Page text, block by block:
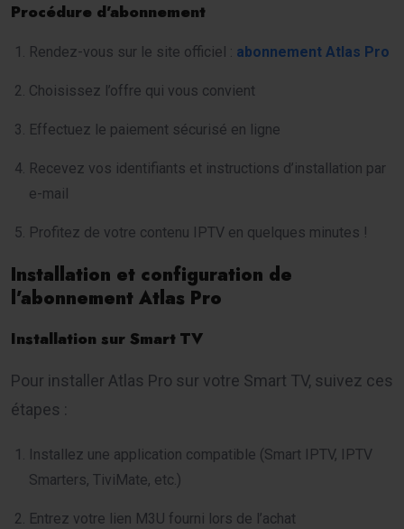
Procédure d’abonnement
Rendez-vous sur le site officiel : abonnement Atlas Pro
Choisissez l’offre qui vous convient
Effectuez le paiement sécurisé en ligne
Recevez vos identifiants et instructions d’installation par
e-mail
Profitez de votre contenu IPTV en quelques minutes !
Installation et configuration de
l’abonnement Atlas Pro
Installation sur Smart TV
Pour installer Atlas Pro sur votre Smart TV, suivez ces
étapes :
Installez une application compatible (Smart IPTV, IPTV
Smarters, TiviMate, etc.)
Entrez votre lien M3U fourni lors de l’achat